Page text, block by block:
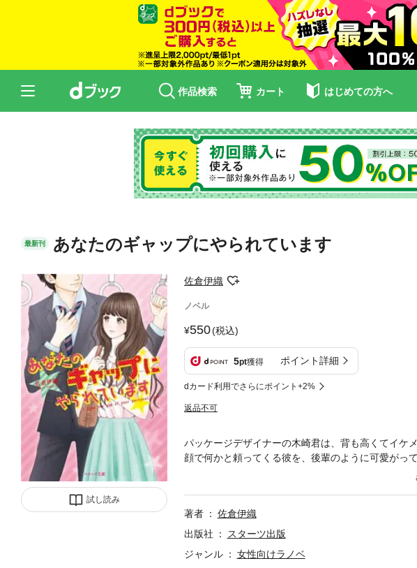
作品検索 カート はじめての方へ
最新刊 あなたのギャップにやられています
試し読み
佐倉伊織
ノベル
550(税込)
5pt獲得 ポイント詳細
dカード利用でさらにポイント+2%
返品不可
パッケージデザイナーの木崎君は、背も高くてイケ
顔で何かと頼ってくる彼を、後輩のように可愛がっ
界」と木崎君が豹変！ 送りオオカミ状態で強引に
著者
佐倉伊織
出版社
スターツ出版
ジャンル
女性向けラノベ